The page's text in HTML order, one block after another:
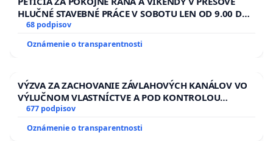
HLUČNÉ STAVEBNÉ PRÁCE V SOBOTU LEN OD 9.00 DO
13.00 HOD., CEZ PRACOVNÝ TÝŽDEŇ CIEĽ 8.00 – 18.00
HOD. A PRAVIDELNÁ KONTROLA STAVBY C-AREA NA
ĎUMBIERSKEJ/MAGU
68 podpisov
Oznámenie o transparentnosti
VÝZVA ZA ZACHOVANIE ZÁVLAHOVÝCH KANÁLOV VO
VÝLUČNOM VLASTNÍCTVE A POD KONTROLOU
SLOVENSKEJ REPUBLIKY & žiadosť na riešenie
zanedbaného stavu závlahových a odvodňovacích
kanálov na Slovensku
677 podpisov
Oznámenie o transparentnosti